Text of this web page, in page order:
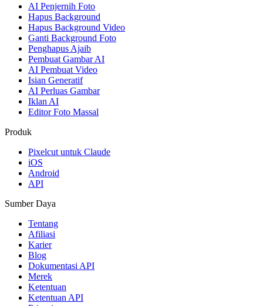
AI Penjernih Foto
Hapus Background
Hapus Background Video
Ganti Background Foto
Penghapus Ajaib
Pembuat Gambar AI
AI Pembuat Video
Isian Generatif
AI Perluas Gambar
Iklan AI
Editor Foto Massal
Produk
Pixelcut untuk Claude
iOS
Android
API
Sumber Daya
Tentang
Afiliasi
Karier
Blog
Dokumentasi API
Merek
Ketentuan
Ketentuan API